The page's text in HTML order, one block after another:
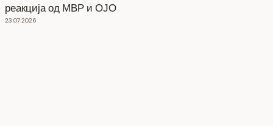
реакција од МВР и ОЈО
23.07.2026